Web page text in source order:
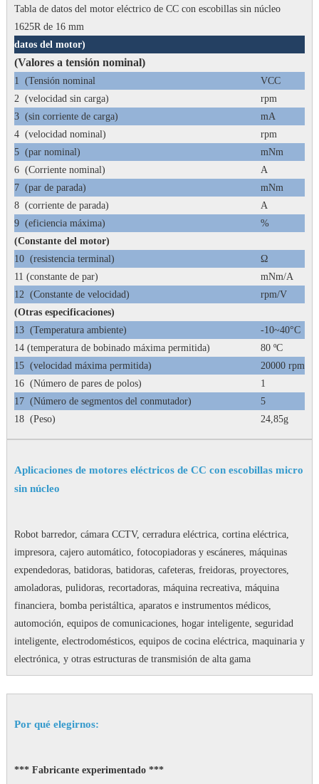
Tabla de datos del motor eléctrico de CC con escobillas sin núcleo
1625R de 16 mm
datos del motor)
(Valores a tensión nominal)
1 (Tensión nominal VCC
2 (velocidad sin carga) rpm
3 (sin corriente de carga) mA
4 (velocidad nominal) rpm
5 (par nominal) mNm
6 (Corriente nominal) A
7 (par de parada) mNm
8 (corriente de parada) A
9 (eficiencia máxima) %
(Constante del motor)
10 (resistencia terminal) Ω
11 (constante de par)
mNm/A
12 (Constante de velocidad) rpm/V
(Otras especificaciones)
13 (Temperatura ambiente)
-10~40°C
14 (temperatura de bobinado máxima permitida)
80 ºC
15 (velocidad máxima permitida)
20000 rpm
16 (Número de pares de polos)
1
17 (Número de segmentos del conmutador)
5
18 (Peso) 24,85g
Aplicaciones de motores eléctricos de CC con escobillas micro
sin núcleo
Robot barredor, cámara CCTV, cerradura eléctrica, cortina eléctrica,
impresora, cajero automático, fotocopiadoras y escáneres, máquinas
expendedoras, batidoras, batidoras, cafeteras, freidoras, proyectores,
amoladoras, pulidoras, recortadoras, máquina recreativa, máquina
financiera, bomba peristáltica, aparatos e instrumentos médicos,
automoción, equipos de comunicaciones, hogar inteligente, seguridad
inteligente, electrodomésticos, equipos de cocina eléctrica, maquinaria y
electrónica, y otras estructuras de transmisión de alta gama
Por qué elegirnos:
*** Fabricante experimentado ***